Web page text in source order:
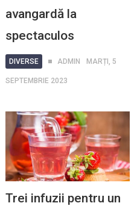
avangardă la
spectaculos
DIVERSE ADMIN MARȚI, 5
SEPTEMBRIE 2023
Trei infuzii pentru un